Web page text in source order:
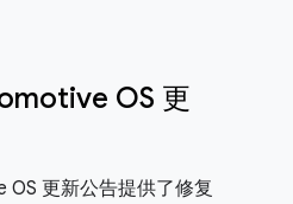
OS 更
更新公告提供了修复